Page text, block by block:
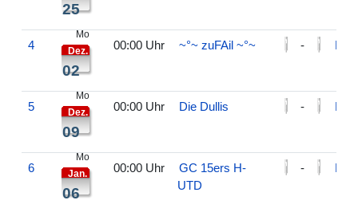
25
Mo
4 Dez.
02
Mo
00:00 Uhr ~°~ zuFAil ~°~ - Die
5 Dez.
09
Mo
00:00 Uhr Die Dullis -
6 Jan.
06
00:00 Uhr
GC 15ers H-
UTD
- Die